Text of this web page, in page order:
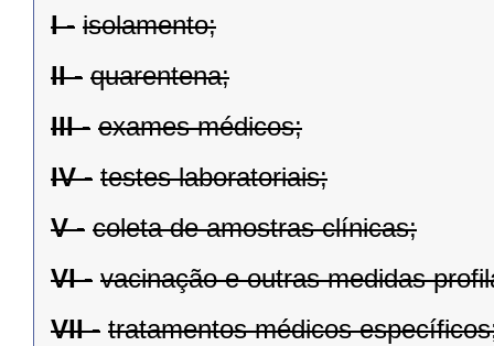
I - isolamento;
II - quarentena;
III - exames médicos;
IV - testes laboratoriais;
V - coleta de amostras clínicas;
VI - vacinação e outras medidas
VII - tratamentos médicos